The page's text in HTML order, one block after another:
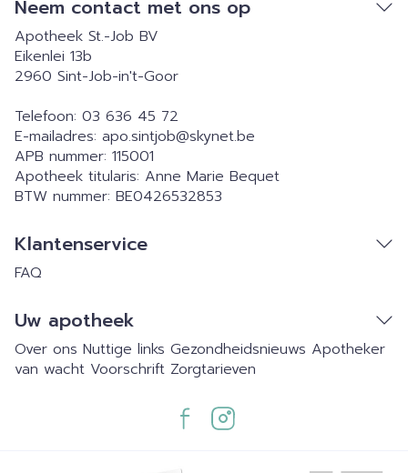
Neem contact met ons op
Apotheek St.-Job BV
Eikenlei 13b
2960 Sint-Job-in't-Goor
Telefoon: 03 636 45 72
E-mailadres: apo.sintjob@skynet.be
APB nummer: 115001
Apotheek titularis: Anne Marie Bequet
BTW nummer: BE0426532853
Klantenservice
FAQ
Uw apotheek
Over ons Nuttige links Gezondheidsnieuws Apotheker
van wacht Voorschrift Zorgtarieven